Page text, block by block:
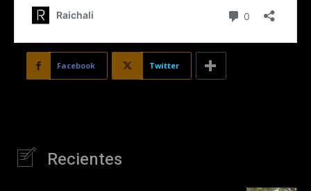
Facebook Twitter
Recientes